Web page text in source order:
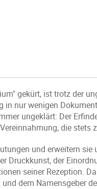
gekürt, ist trotz der
nur wenigen
ungeklärt: Der
die stets
und erweitern sie
Druckkunst, der
seiner Rezeption.
dem Namensgeber